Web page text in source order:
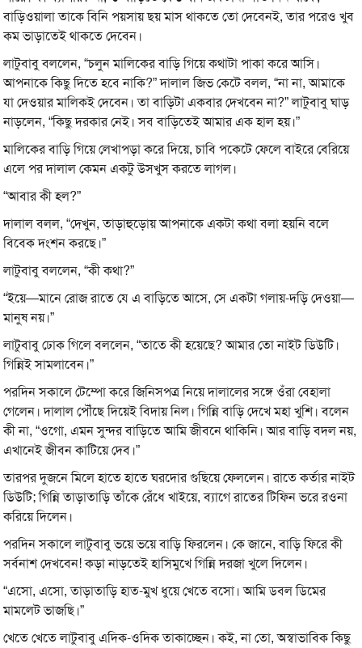
বাড়িওয়ালা তাকে বিনি পয়সায় ছয় মাস থাকতে তো দেবেনই, তার পরেও খুব
কম ভাড়াতেই থাকতে দেবেন।
লাটুবাবু বললেন, “চলুন মালিকের বাড়ি গিয়ে কথাটা পাকা করে আসি।
আপনাকে কিছু দিতে হবে নাকি?” দালাল জিভ কেটে বলল, “না না, আমাকে
যা দেওয়ার মালিকই দেবেন। তা বাড়িটা একবার দেখবেন না?” লাটুবাবু ঘাড়
নাড়লেন, “কিছু দরকার নেই। সব বাড়িতেই আমার এক হাল হয়।”
মালিকের বাড়ি গিয়ে লেখাপড়া করে দিয়ে, চাবি পকেটে ফেলে বাইরে বেরিয়ে
এলে পর দালাল কেমন একটু উসখুস করতে লাগল।
“আবার কী হল?”
দালাল বলল, “দেখুন, তাড়াহুড়োয় আপনাকে একটা কথা বলা হয়নি বলে
বিবেক দংশন করছে।”
লাটুবাবু বললেন, “কী কথা?”
“ইয়ে—মানে রোজ রাতে যে এ বাড়িতে আসে, সে একটা গলায়-দড়ি দেওয়া—
মানুষ নয়।”
লাটুবাবু ঢোক গিলে বললেন, “তাতে কী হয়েছে? আমার তো নাইট ডিউটি।
গিন্নিই সামলাবেন।”
পরদিন সকালে টেম্পো করে জিনিসপত্র নিয়ে দালালের সঙ্গে ওঁরা বেহালা
গেলেন। দালাল পৌঁছে দিয়েই বিদায় নিল। গিন্নি বাড়ি দেখে মহা খুশি। বলেন
কী না, “ওগো, এমন সুন্দর বাড়িতে আমি জীবনে থাকিনি। আর বাড়ি বদল নয়,
এখানেই জীবন কাটিয়ে দেব।”
তারপর দুজনে মিলে হাতে হাতে ঘরদোর গুছিয়ে ফেললেন। রাতে কর্তার নাইট
ডিউটি; গিন্নি তাড়াতাড়ি তাঁকে রেঁধে খাইয়ে, ব্যাগে রাতের টিফিন ভরে রওনা
করিয়ে দিলেন।
পরদিন সকালে লাটুবাবু ভয়ে ভয়ে বাড়ি ফিরলেন। কে জানে, বাড়ি ফিরে কী
সর্বনাশ দেখবেন! কড়া নাড়তেই হাসিমুখে গিন্নি দরজা খুলে দিলেন।
“এসো, এসো, তাড়াতাড়ি হাত-মুখ ধুয়ে খেতে বসো। আমি ডবল ডিমের
মামলেট ভাজছি।”
খেতে খেতে লাটুবাবু এদিক-ওদিক তাকাচ্ছেন। কই, না তো, অস্বাভাবিক কিছু